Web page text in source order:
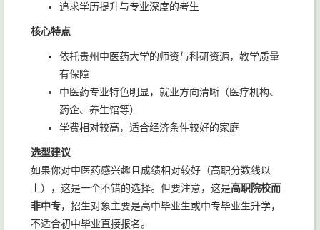
追求学历提升与专业深度的考生
核心特点
依托贵州中医药大学的师资与科研资源，教学质量
有保障
中医药专业特色明显，就业方向清晰（医疗机构、
药企、养生馆等）
学费相对较高，适合经济条件较好的家庭
选型建议
如果你对中医药感兴趣且成绩相对较好（高职分数线以
上），这是一个不错的选择。但要注意，这是高职院校而
非中专，招生对象主要是高中毕业生或中专毕业生升学，
不适合初中毕业直接报名。